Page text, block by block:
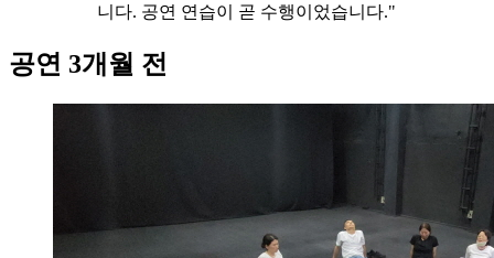
니다. 공연 연습이 곧 수행이었습니다."
공연 3개월 전